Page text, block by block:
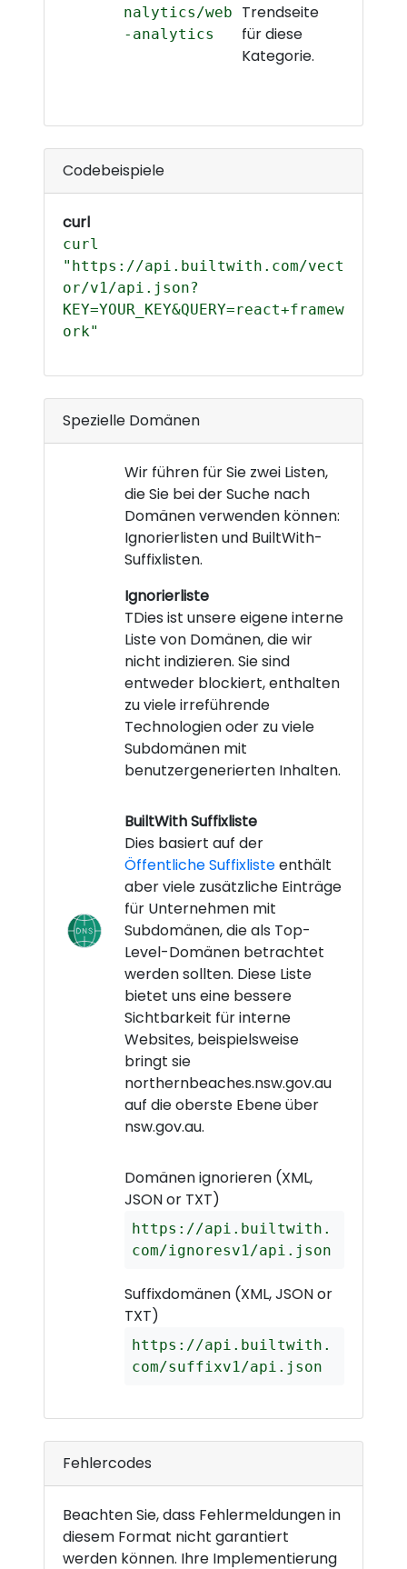
nalytics/web
-analytics
Trendseite
für diese
Kategorie.
Codebeispiele
curl
curl
"https://api.builtwith.com/vect
or/v1/api.json?
KEY=YOUR_KEY&QUERY=react+framew
ork"
Spezielle Domänen
Wir führen für Sie zwei Listen,
die Sie bei der Suche nach
Domänen verwenden können:
Ignorierlisten und BuiltWith-
Suffixlisten.
Ignorierliste
TDies ist unsere eigene interne
Liste von Domänen, die wir
nicht indizieren. Sie sind
entweder blockiert, enthalten
zu viele irreführende
Technologien oder zu viele
Subdomänen mit
benutzergenerierten Inhalten.
BuiltWith Suffixliste
Dies basiert auf der
Öffentliche Suffixlisteenthält
aber viele zusätzliche Einträge
für Unternehmen mit
Subdomänen, die als Top-
Level-Domänen betrachtet
werden sollten. Diese Liste
bietet uns eine bessere
Sichtbarkeit für interne
Websites, beispielsweise
bringt sie
northernbeaches.nsw.gov.au
auf die oberste Ebene über
nsw.gov.au.
Domänen ignorieren (XML,
JSON or TXT)
https://api.builtwith.
com/ignoresv1/api.json
Suffixdomänen (XML, JSON or
TXT)
https://api.builtwith.
com/suffixv1/api.json
Fehlercodes
Beachten Sie, dass Fehlermeldungen in
diesem Format nicht garantiert
werden können. Ihre Implementierung